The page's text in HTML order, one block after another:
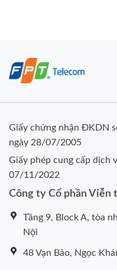
Giấy chứng nhận ĐKDN
ngày 28/07/2005
Giấy phép cung cấp dịch
07/11/2022
Công ty Cổ phần Viễn
Tầng 9, Block A, tòa
Nội
48 Vạn Bảo, Ngọc